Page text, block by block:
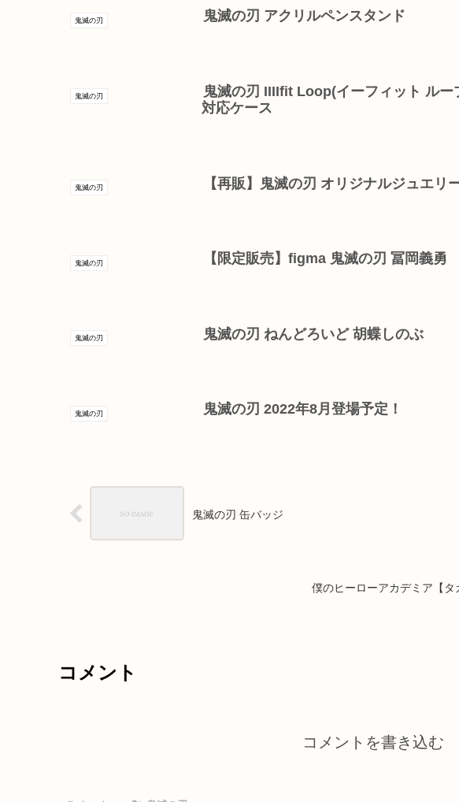
鬼滅の刃 鬼滅の刃 アクリルペンスタンド
鬼滅の刃
鬼滅の刃 IIIIfit Loop(イーフィット ル
対応ケース
鬼滅の刃 【再販】鬼滅の刃 オリジナルジュエリ
鬼滅の刃 【限定販売】figma 鬼滅の刃 冨岡義勇
鬼滅の刃 鬼滅の刃 ねんどろいど 胡蝶しのぶ
鬼滅の刃 鬼滅の刃 2022年8月登場予定！
鬼滅の刃 缶バッジ
僕のヒーローアカデミア【タ
コメント
コメントを書き込む